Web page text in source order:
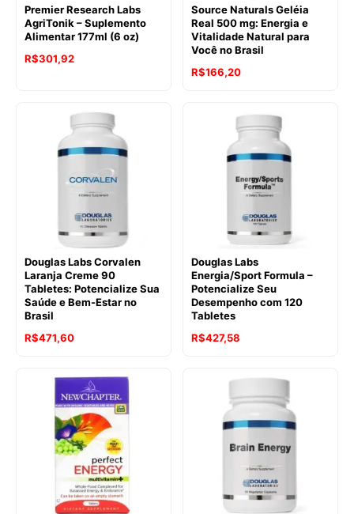
Premier Research Labs
AgriTonik – Suplemento
Alimentar 177ml (6 oz)
R$301,92
Source Naturals Geléia
Real 500 mg: Energia e
Vitalidade Natural para
Você no Brasil
R$166,20
Douglas Labs Corvalen
Laranja Creme 90
Tabletes: Potencialize Sua
Saúde e Bem-Estar no
Brasil
R$471,60
Douglas Labs
Energia/Sport Formula –
Potencialize Seu
Desempenho com 120
Tabletes
R$427,58